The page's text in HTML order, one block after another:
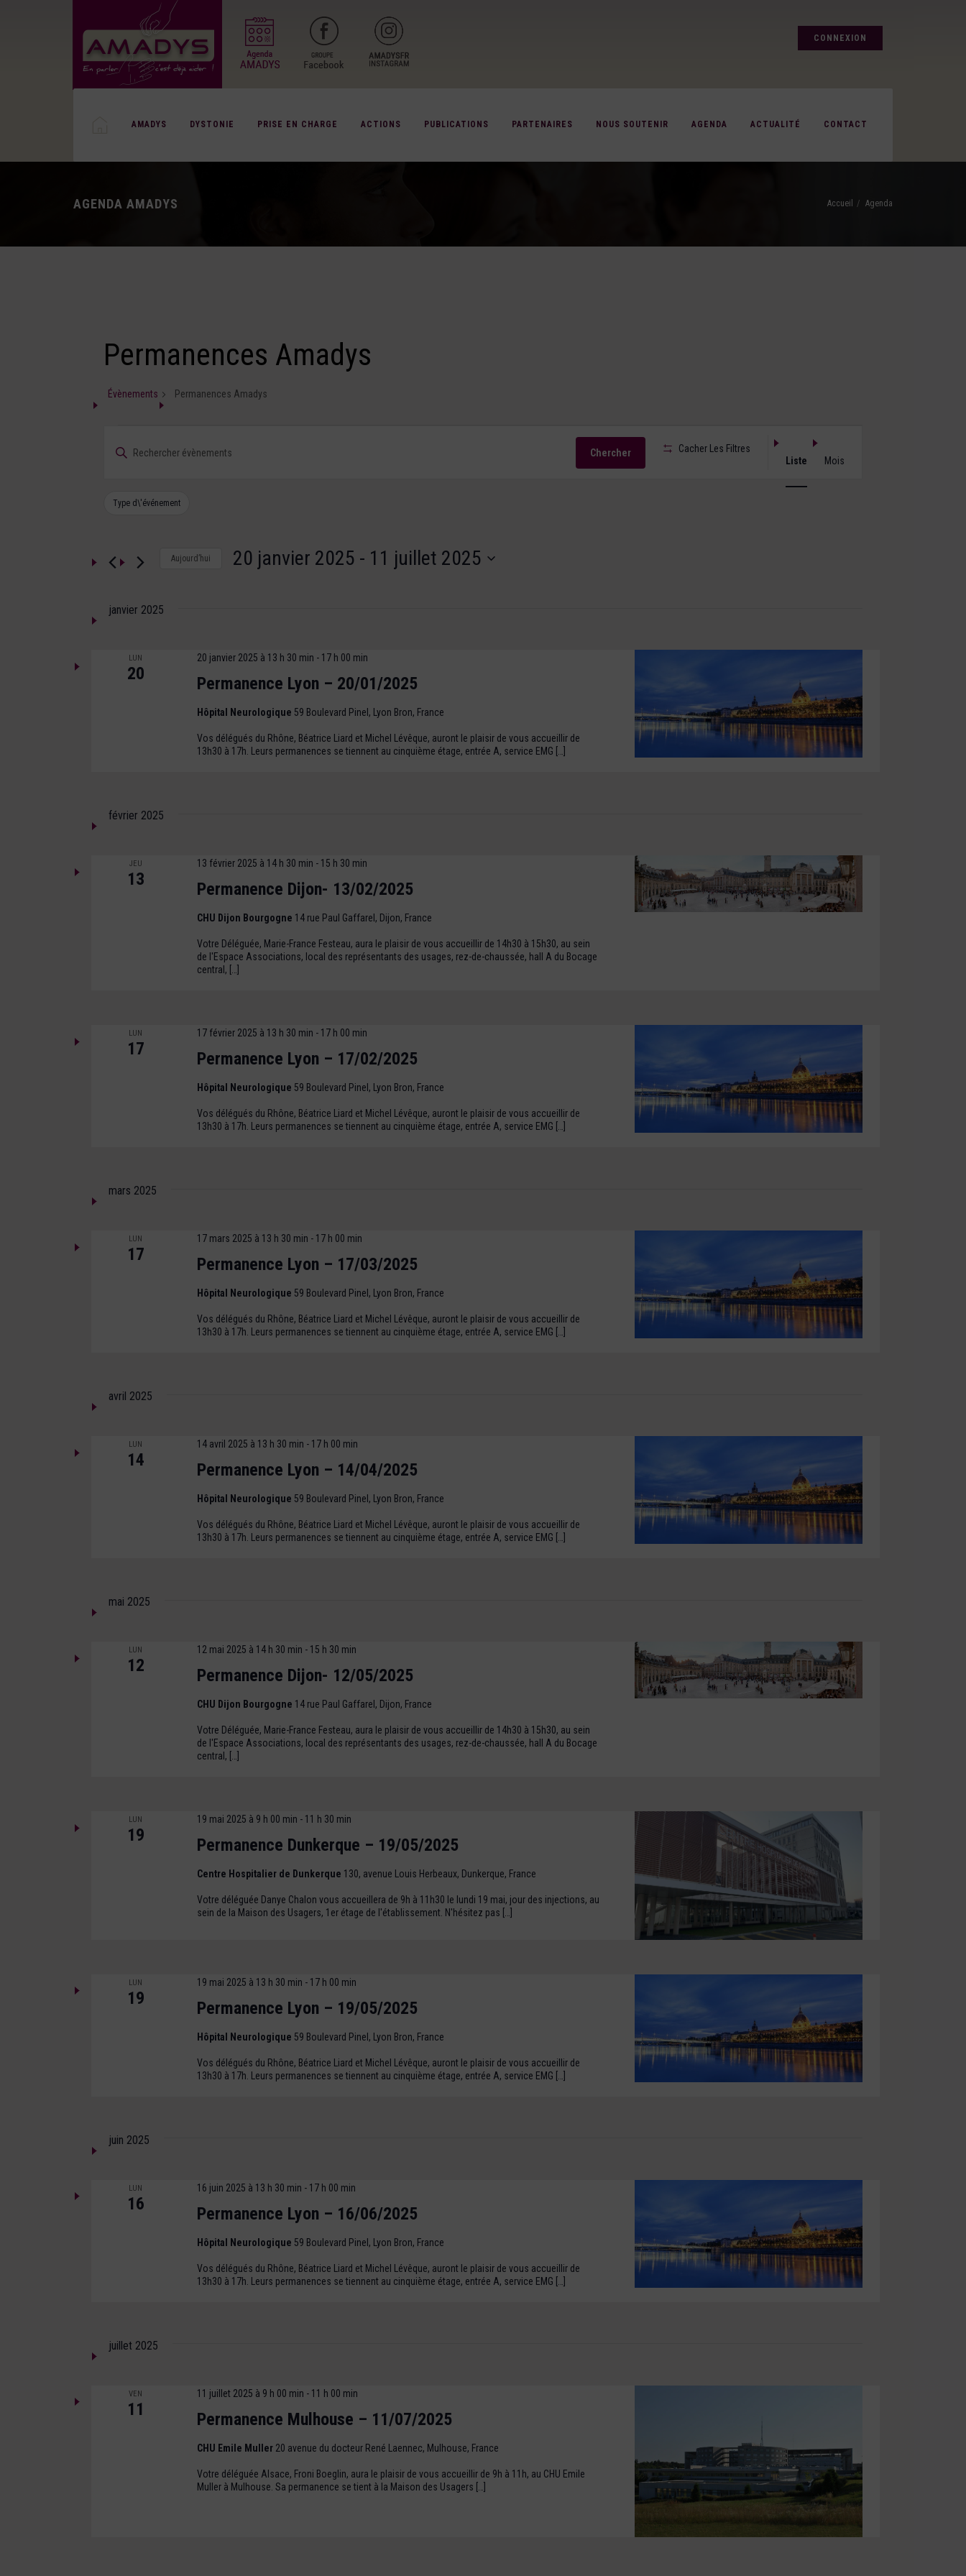
CONNEXION
AMADYS DYSTONIE PRISE EN CHARGE ACTIONS PUBLICATIONS PARTENAIRES NOUS SOUTENIR AGENDA ACTUALITÉ CONTACT
AGENDA AMADYS Accueil Agenda
Permanences Amadys
Évènements Permanences Amadys
et
de
SAISIR
MOT-
ÉVÈNEMENTS
Chercher Cacher Les Filtres
Navigation
de
Liste Mois
Filtres
modification
des
entrées
entraînera
Type d\'événement
Aujourd’hui 20 janvier 2025 - 11 juillet 2025
janvier 2025
LUN
20 Permanence Lyon – 20/01/2025
20 janvier 2025 à 13 h 30 min - 17 h 00 min
Hôpital Neurologique 59 Boulevard Pinel, Lyon Bron, France
Vos délégués du Rhône, Béatrice Liard et Michel Lévêque, auront le plaisir de vous accueillir de
13h30 à 17h. Leurs permanences se tiennent au cinquième étage, entrée A, service EMG […]
février 2025
JEU
13 Permanence Dijon- 13/02/2025
13 février 2025 à 14 h 30 min - 15 h 30 min
CHU Dijon Bourgogne 14 rue Paul Gaffarel, Dijon, France
Votre Déléguée, Marie-France Festeau, aura le plaisir de vous accueillir de 14h30 à 15h30, au sein
de l'Espace Associations, local des représentants des usages, rez-de-chaussée, hall A du Bocage
central, […]
LUN
17 Permanence Lyon – 17/02/2025
17 février 2025 à 13 h 30 min - 17 h 00 min
Hôpital Neurologique 59 Boulevard Pinel, Lyon Bron, France
Vos délégués du Rhône, Béatrice Liard et Michel Lévêque, auront le plaisir de vous accueillir de
13h30 à 17h. Leurs permanences se tiennent au cinquième étage, entrée A, service EMG […]
mars 2025
LUN
17 Permanence Lyon – 17/03/2025
17 mars 2025 à 13 h 30 min - 17 h 00 min
Hôpital Neurologique 59 Boulevard Pinel, Lyon Bron, France
Vos délégués du Rhône, Béatrice Liard et Michel Lévêque, auront le plaisir de vous accueillir de
13h30 à 17h. Leurs permanences se tiennent au cinquième étage, entrée A, service EMG […]
avril 2025
LUN
14 Permanence Lyon – 14/04/2025
14 avril 2025 à 13 h 30 min - 17 h 00 min
Hôpital Neurologique 59 Boulevard Pinel, Lyon Bron, France
Vos délégués du Rhône, Béatrice Liard et Michel Lévêque, auront le plaisir de vous accueillir de
13h30 à 17h. Leurs permanences se tiennent au cinquième étage, entrée A, service EMG […]
mai 2025
LUN
12 Permanence Dijon- 12/05/2025
12 mai 2025 à 14 h 30 min - 15 h 30 min
CHU Dijon Bourgogne 14 rue Paul Gaffarel, Dijon, France
Votre Déléguée, Marie-France Festeau, aura le plaisir de vous accueillir de 14h30 à 15h30, au sein
de l'Espace Associations, local des représentants des usages, rez-de-chaussée, hall A du Bocage
central, […]
LUN
19 Permanence Dunkerque – 19/05/2025
19 mai 2025 à 9 h 00 min - 11 h 30 min
Centre Hospitalier de Dunkerque 130, avenue Louis Herbeaux, Dunkerque, France
Votre déléguée Danye Chalon vous accueillera de 9h à 11h30 le lundi 19 mai, jour des injections, au
sein de la Maison des Usagers, 1er étage de l'établissement. N'hésitez pas […]
LUN
19 Permanence Lyon – 19/05/2025
19 mai 2025 à 13 h 30 min - 17 h 00 min
Hôpital Neurologique 59 Boulevard Pinel, Lyon Bron, France
Vos délégués du Rhône, Béatrice Liard et Michel Lévêque, auront le plaisir de vous accueillir de
13h30 à 17h. Leurs permanences se tiennent au cinquième étage, entrée A, service EMG […]
juin 2025
LUN
16 Permanence Lyon – 16/06/2025
16 juin 2025 à 13 h 30 min - 17 h 00 min
Hôpital Neurologique 59 Boulevard Pinel, Lyon Bron, France
Vos délégués du Rhône, Béatrice Liard et Michel Lévêque, auront le plaisir de vous accueillir de
13h30 à 17h. Leurs permanences se tiennent au cinquième étage, entrée A, service EMG […]
juillet 2025
VEN
11 Permanence Mulhouse – 11/07/2025
11 juillet 2025 à 9 h 00 min - 11 h 00 min
CHU Emile Muller 20 avenue du docteur René Laennec, Mulhouse, France
Votre déléguée Alsace, Froni Boeglin, aura le plaisir de vous accueillir de 9h à 11h, au CHU Emile
Muller à Mulhouse. Sa permanence se tient à la Maison des Usagers […]